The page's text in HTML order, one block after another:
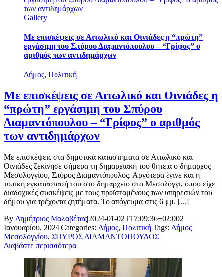
των αντιδημάρχων
Gallery
Με επισκέψεις σε Αιτωλικό και Οινιάδες η “πρώτη”
εργάσιμη του Σπύρου Διαμαντόπουλου – “Γρίφος” ο
αριθμός των αντιδημάρχων
Δήμος, Πολιτική
Με επισκέψεις σε Αιτωλικό και Οινιάδες η
“πρώτη” εργάσιμη του Σπύρου
Διαμαντόπουλου – “Γρίφος” ο αριθμός
των αντιδημάρχων
Με επισκέψεις στα δημοτικά καταστήματα σε Αιτωλικό και
Οινιάδες ξεκίνησε σήμερα τη δημαρχιακή του θητεία ο δήμαρχος
Μεσολογγίου, Σπύρος Διαμαντόπουλος. Αργότερα έγινε και η
τυπική εγκατάστασή του στο δημαρχείο στο Μεσολόγγι, όπου είχε
διαδοχικές συσκέψεις με τους προϊσταμένους των υπηρεσιών του
δήμου για τρέχοντα ζητήματα. Το απόγευμα στις 6 μμ. [...]
By Δημήτριος Μαλαβέτας|2024-01-02T17:09:36+02:002
Ιανουαρίου, 2024|Categories: Δήμος, Πολιτική|Tags: Δήμος
Μεσολογγίου, ΣΠΥΡΟΣ ΔΙΑΜΑΝΤΟΠΟΥΛΟΣ|
Διαβάστε περισσότερα